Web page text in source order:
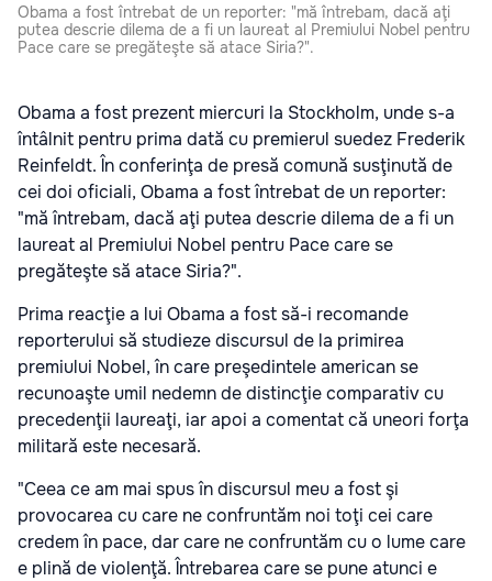
Obama a fost întrebat de un reporter: "mă întrebam, dacă aţi
putea descrie dilema de a fi un laureat al Premiului Nobel pentru
Pace care se pregăteşte să atace Siria?".
Obama a fost prezent miercuri la Stockholm, unde s-a
întâlnit pentru prima dată cu premierul suedez Frederik
Reinfeldt. În conferinţa de presă comună susţinută de
cei doi oficiali, Obama a fost întrebat de un reporter:
"mă întrebam, dacă aţi putea descrie dilema de a fi un
laureat al Premiului Nobel pentru Pace care se
pregăteşte să atace Siria?".
Prima reacţie a lui Obama a fost să-i recomande
reporterului să studieze discursul de la primirea
premiului Nobel, în care preşedintele american se
recunoaşte umil nedemn de distincţie comparativ cu
precedenţii laureaţi, iar apoi a comentat că uneori forţa
militară este necesară.
"Ceea ce am mai spus în discursul meu a fost şi
provocarea cu care ne confruntăm noi toţi cei care
credem în pace, dar care ne confruntăm cu o lume care
e plină de violenţă. Întrebarea care se pune atunci e